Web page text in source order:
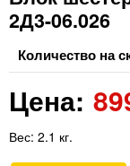
2Д3-06.026
Количество на
Цена:
Вес: 2.1 кг.